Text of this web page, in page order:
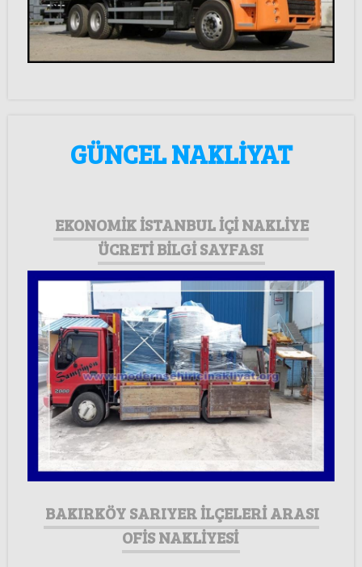
GÜNCEL NAKLİYAT
EKONOMİK İSTANBUL İÇİ NAKLİYE
ÜCRETİ BİLGİ SAYFASI
BAKIRKÖY SARIYER İLÇELERİ ARASI
OFİS NAKLİYESİ